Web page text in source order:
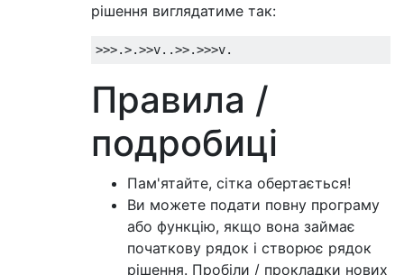
рішення виглядатиме так:
Правила /
подробиці
Пам'ятайте, сітка обертається!
Ви можете подати повну програму
або функцію, якщо вона займає
початкову рядок і створює рядок
рішення. Пробіли / прокладки нових